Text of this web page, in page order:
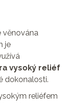
věnována
je
vysoký reliéf
dokonalosti.
reliéfem